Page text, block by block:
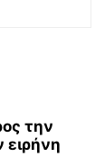
την
ειρήνη